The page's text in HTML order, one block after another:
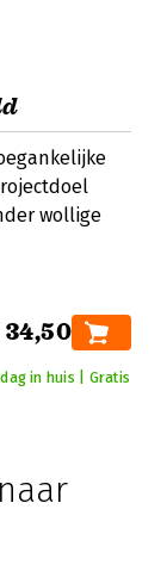
wollige
in huis | Gratis